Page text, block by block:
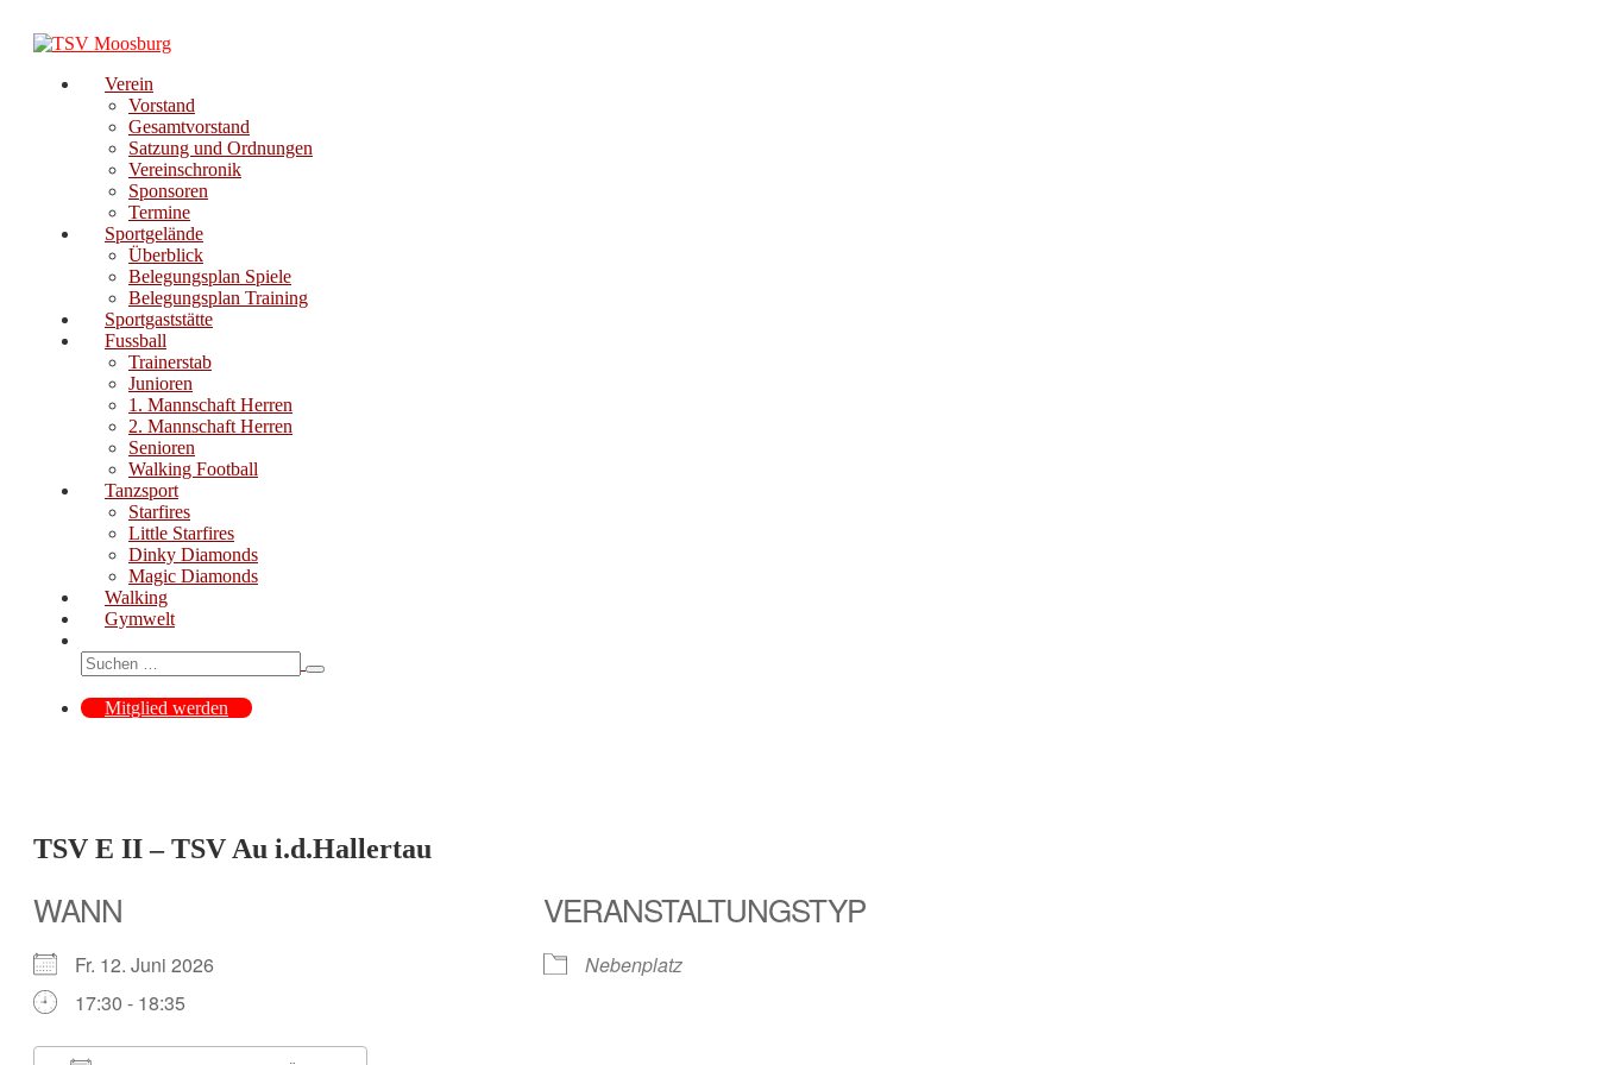
Inhalt
Verein
Vorstand
Gesamtvorstand
Satzung und Ordnungen
Vereinschronik
Sponsoren
Termine
Sportgelände
Überblick
Belegungsplan Spiele
Belegungsplan Training
Sportgaststätte
Fussball
Trainerstab
Junioren
1. Mannschaft Herren
2. Mannschaft Herren
Senioren
Walking Football
Tanzsport
Starfires
Little Starfires
Dinky Diamonds
Magic Diamonds
Walking
Gymwelt
Schalter
Suche
nach:
Mitglied werden
TSV E II – TSV Au i.d.Hallertau
WANN
Fr. 12. Juni 2026
17:30 - 18:35
VERANSTALTUNGSTYP
Nebenplatz